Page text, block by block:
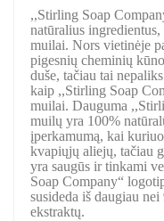
,,Stirling Soap
natūralius
muilai. Nors vietinėje
pigesnių cheminių
duše, tačiau tai
kaip ,,Stirling Soap
muilai. Dauguma
muilų yra 100%
įperkamumą, kai
kvapiųjų aliejų, tačiau
yra saugūs ir tinkami
Soap Company“
susideda iš daugiau
ekstraktų.